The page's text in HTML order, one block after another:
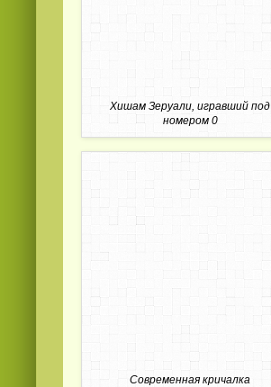
Хишам Зеруали, игравший под
номером 0
Современная кричалка